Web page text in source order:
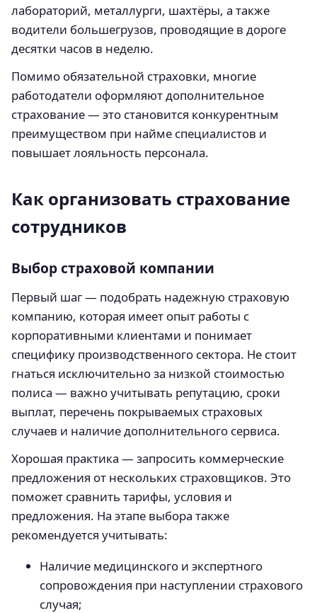
лабораторий, металлурги, шахтёры, а также
водители большегрузов, проводящие в дороге
десятки часов в неделю.
Помимо обязательной страховки, многие
работодатели оформляют дополнительное
страхование — это становится конкурентным
преимуществом при найме специалистов и
повышает лояльность персонала.
Как организовать страхование
сотрудников
Выбор страховой компании
Первый шаг — подобрать надежную страховую
компанию, которая имеет опыт работы с
корпоративными клиентами и понимает
специфику производственного сектора. Не стоит
гнаться исключительно за низкой стоимостью
полиса — важно учитывать репутацию, сроки
выплат, перечень покрываемых страховых
случаев и наличие дополнительного сервиса.
Хорошая практика — запросить коммерческие
предложения от нескольких страховщиков. Это
поможет сравнить тарифы, условия и
предложения. На этапе выбора также
рекомендуется учитывать:
Наличие медицинского и экспертного
сопровождения при наступлении страхового
случая;